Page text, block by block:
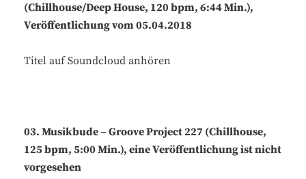
(Chillhouse/Deep House, 120 bpm, 6:44 Min.),
Veröffentlichung vom 05.04.2018
Titel auf Soundcloud anhören
03. Musikbude – Groove Project 227 (Chillhouse,
125 bpm, 5:00 Min.), eine Veröffentlichung ist nicht
vorgesehen